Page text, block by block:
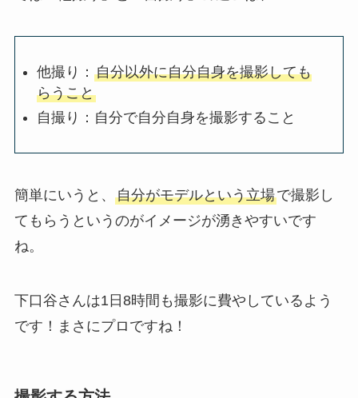
他撮り： 自分以外に自分自身を撮影しても
らうこと
自撮り：自分で自分自身を撮影すること
簡単にいうと、 自分がモデルという立場で撮影し
てもらうというのがイメージが湧きやすいです
ね。
下口谷さんは1日8時間も撮影に費やしているよう
です！まさにプロですね！